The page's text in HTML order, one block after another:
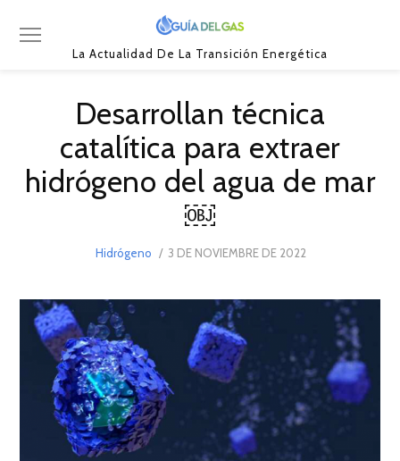
La Actualidad De La Transición Energética
Desarrollan técnica
catalítica para extraer
hidrógeno del agua de mar
￼
Hidrógeno
POSTED
3 DE NOVIEMBRE DE 2022